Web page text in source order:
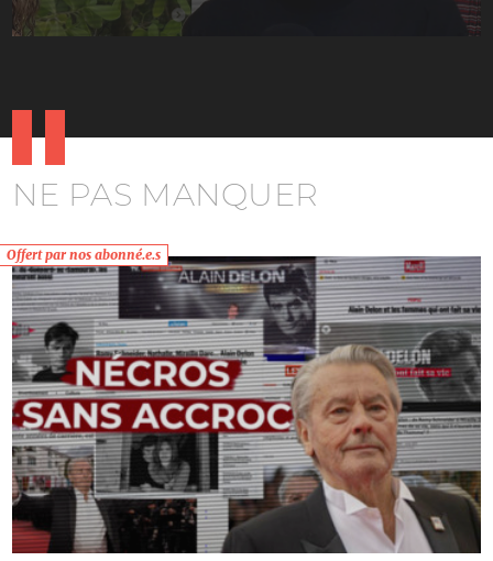
NE PAS MANQUER
Offert par nos abonné.e.s